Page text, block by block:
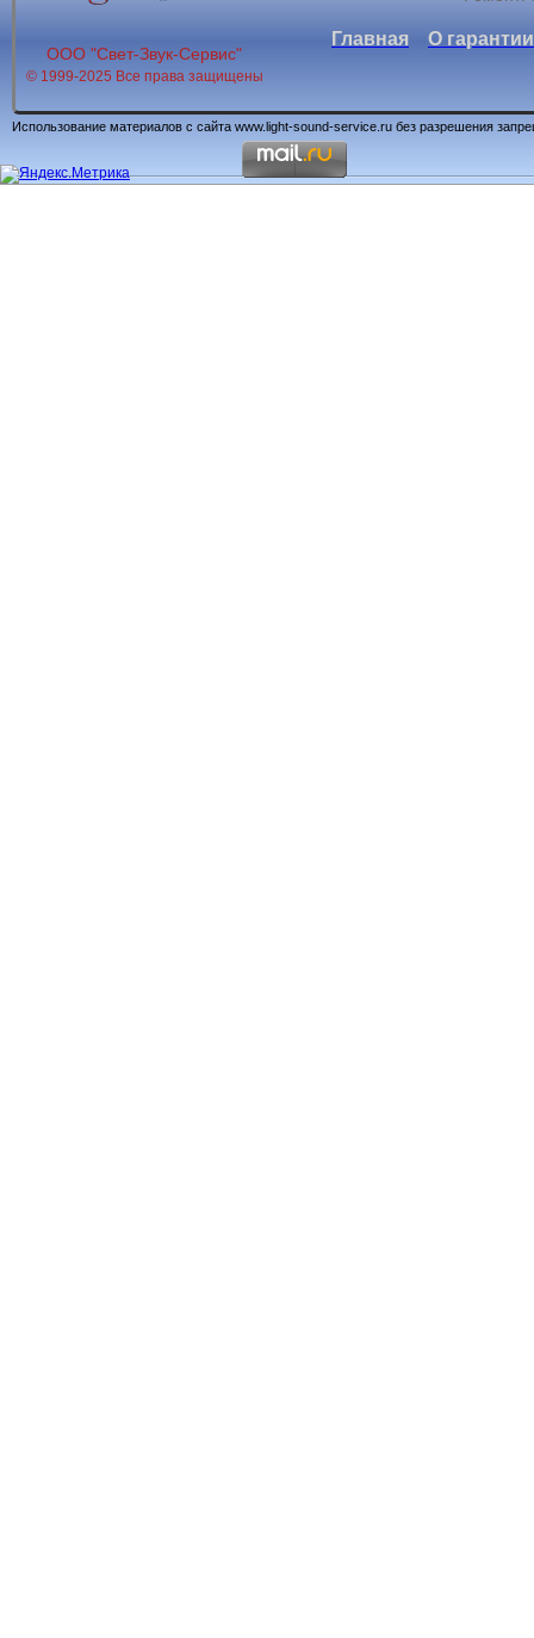
ООО "Свет-Звук-Сервис"
© 1999-2025 Все права защищены
Главная О гарантии
Использование материалов с сайта www.light-sound-service.ru без разрешения